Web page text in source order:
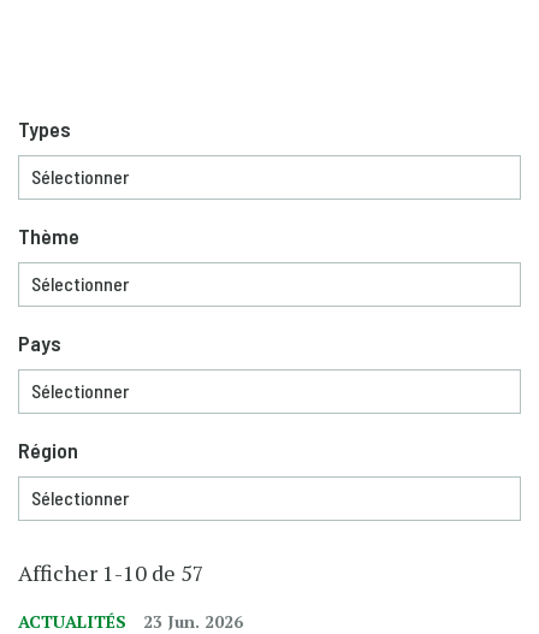
Afficher 1-10 de 57
ACTUALITÉS 23 Jun. 2026
Types
Thème
Pays
Région